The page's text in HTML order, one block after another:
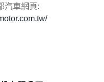
汽車網頁: